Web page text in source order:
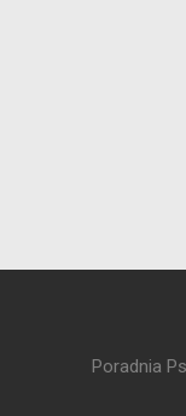
Poradnia